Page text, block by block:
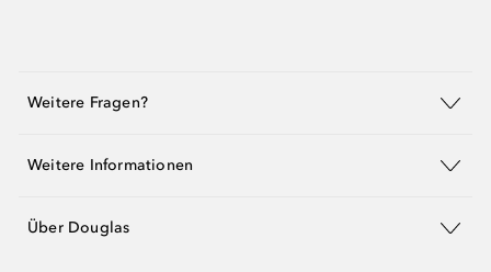
Weitere Fragen?
Weitere Informationen
Über Douglas